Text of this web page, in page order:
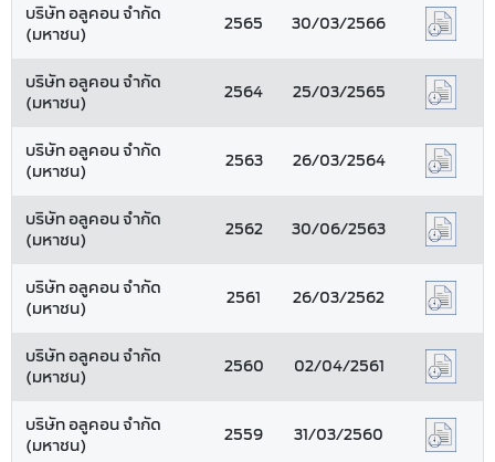
บริษัท อลูคอน จำกัด
(มหาชน)
2565 30/03/2566
บริษัท อลูคอน จำกัด
(มหาชน)
2564 25/03/2565
บริษัท อลูคอน จำกัด
(มหาชน)
2563 26/03/2564
บริษัท อลูคอน จำกัด
(มหาชน)
2562 30/06/2563
บริษัท อลูคอน จำกัด
(มหาชน)
2561 26/03/2562
บริษัท อลูคอน จำกัด
(มหาชน)
2560 02/04/2561
บริษัท อลูคอน จำกัด
(มหาชน)
2559 31/03/2560